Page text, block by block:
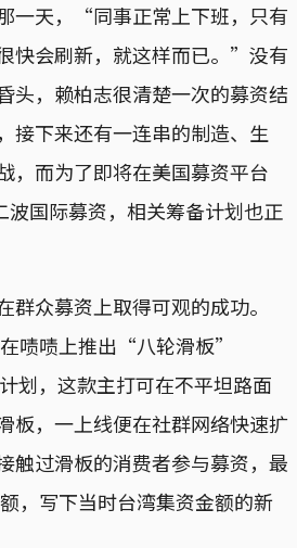
一天，“同事正常上下班，只有
快会刷新，就这样而已。”没有
头，赖柏志很清楚一次的募资结
接下来还有一连串的制造、生
，而为了即将在美国募资平台
国际募资，相关筹备计划也正
群众募资上取得可观的成功。
啧啧上推出“八轮滑板”
划，这款主打可在不平坦路面
板，一上线便在社群网络快速扩
触过滑板的消费者参与募资，最
，写下当时台湾集资金额的新